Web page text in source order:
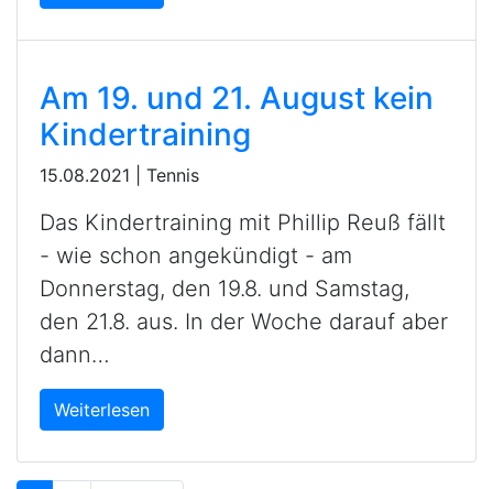
Am 19. und 21. August kein
Kindertraining
15.08.2021 Tennis
Das Kindertraining mit Phillip Reuß fällt
- wie schon angekündigt - am
Donnerstag, den 19.8. und Samstag,
den 21.8. aus. In der Woche darauf aber
dann…
Weiterlesen